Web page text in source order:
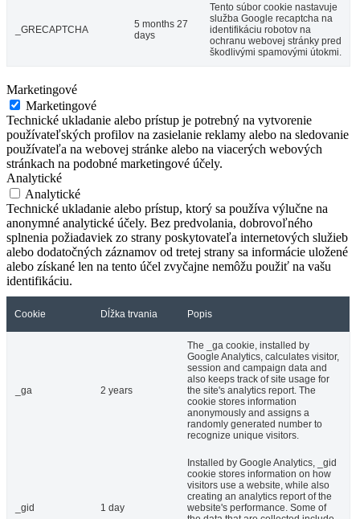
_GRECAPTCHA
5 months 27
days
Tento súbor cookie nastavuje
služba Google recaptcha na
identifikáciu robotov na
ochranu webovej stránky pred
škodlivými spamovými útokmi.
Marketingové
Marketingové
Technické ukladanie alebo prístup je potrebný na vytvorenie
používateľských profilov na zasielanie reklamy alebo na sledovanie
používateľa na webovej stránke alebo na viacerých webových
stránkach na podobné marketingové účely.
Analytické
Analytické
Technické ukladanie alebo prístup, ktorý sa používa výlučne na
anonymné analytické účely. Bez predvolania, dobrovoľného
splnenia požiadaviek zo strany poskytovateľa internetových služieb
alebo dodatočných záznamov od tretej strany sa informácie uložené
alebo získané len na tento účel zvyčajne nemôžu použiť na vašu
identifikáciu.
Cookie Dĺžka trvania Popis
_ga 2 years
The _ga cookie, installed by
Google Analytics, calculates visitor,
session and campaign data and
also keeps track of site usage for
the site's analytics report. The
cookie stores information
anonymously and assigns a
randomly generated number to
recognize unique visitors.
_gid 1 day
Installed by Google Analytics, _gid
cookie stores information on how
visitors use a website, while also
creating an analytics report of the
website's performance. Some of